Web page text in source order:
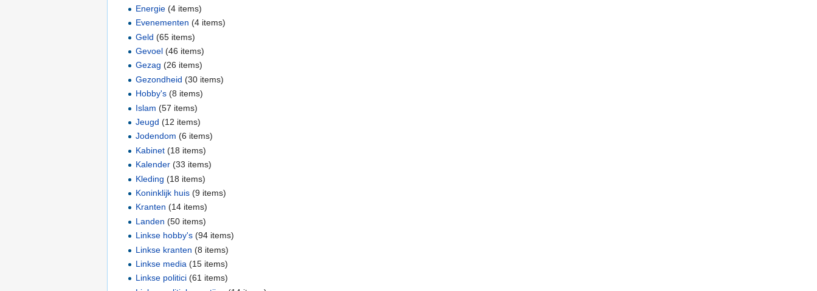
Energie ‏‎ (4 items)
Evenementen ‏‎ (4 items)
Geld ‏‎ (65 items)
Gevoel ‏‎ (46 items)
Gezag ‏‎ (26 items)
Gezondheid ‏‎ (30 items)
Hobby's ‏‎ (8 items)
Islam ‏‎ (57 items)
Jeugd ‏‎ (12 items)
Jodendom ‏‎ (6 items)
Kabinet ‏‎ (18 items)
Kalender ‏‎ (33 items)
Kleding ‏‎ (18 items)
Koninklijk huis ‏‎ (9 items)
Kranten ‏‎ (14 items)
Landen ‏‎ (50 items)
Linkse hobby's ‏‎ (94 items)
Linkse kranten ‏‎ (8 items)
Linkse media ‏‎ (15 items)
Linkse politici ‏‎ (61 items)